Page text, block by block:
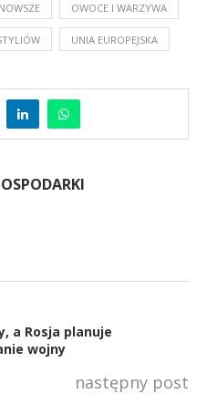
OWOCE I WARZYWA
UNIA EUROPEJSKA
a Rosja planuje
wojny
następny post